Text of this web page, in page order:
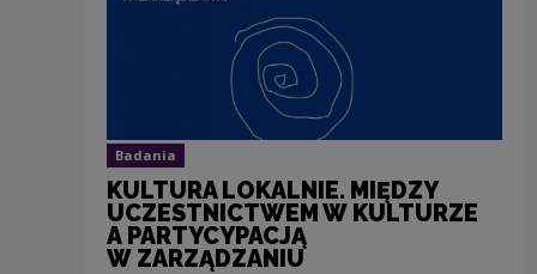
Badania
KULTURA LOKALNIE. MIĘDZY
UCZESTNICTWEM W KULTURZE
A PARTYCYPACJĄ
W ZARZĄDZANIU